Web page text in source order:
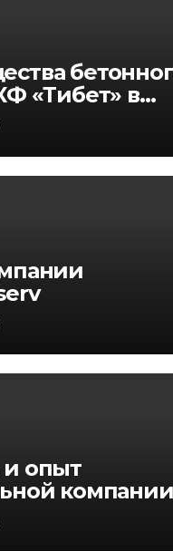
«Тибет» в
и Волжском
опыт
компании